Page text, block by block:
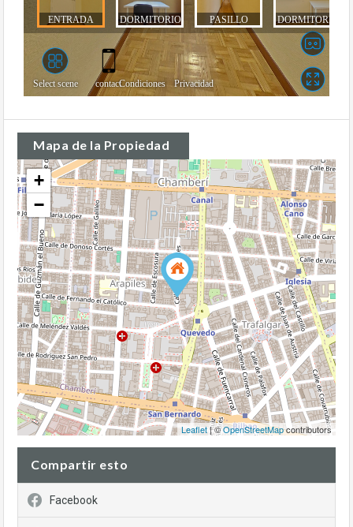
Mapa de la Propiedad
+
−
Leaflet| ©OpenStreetMapcontributors
Compartir esto
Facebook